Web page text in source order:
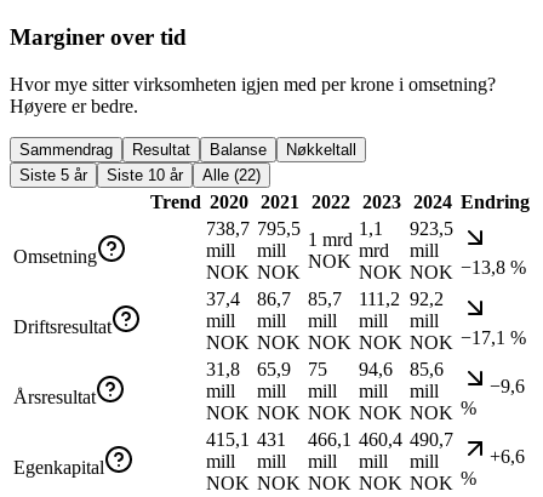
Marginer over tid
Hvor mye sitter virksomheten igjen med per krone i omsetning?
Høyere er bedre.
Sammendrag Resultat Balanse
Nøkkeltall
Siste 5 år
Siste 10 år Alle (22)
Trend 2020 2021 2022 2023 2024 Endring
Omsetning
738,7
mill
NOK
795,5
mill
NOK
1 mrd
NOK
1,1
mrd
NOK
923,5
mill
NOK −13,8 %
Driftsresultat
37,4
mill
NOK
86,7
mill
NOK
85,7
mill
NOK
111,2
mill
NOK
92,2
mill
NOK −17,1 %
Årsresultat
31,8
mill
NOK
65,9
mill
NOK
75
mill
NOK
94,6
mill
NOK
85,6
mill
NOK
−9,6
%
Egenkapital
415,1
mill
NOK
431
mill
NOK
466,1
mill
NOK
460,4
mill
NOK
490,7
mill
NOK
+6,6
%